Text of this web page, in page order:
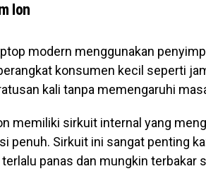
Ion
modern menggunakan
konsumen kecil seperti
kali tanpa memengaruhi
memiliki sirkuit internal yang
penuh. Sirkuit ini sangat penting
panas dan mungkin terbakar